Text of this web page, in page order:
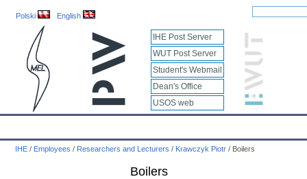
Polski English
IHE Post Server
WUT Post Server
Student's Webmail
Dean's Office
USOS web
IHE / Employees / Researchers and Lecturers / Krawczyk Piotr / Boilers
Boilers